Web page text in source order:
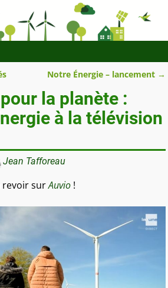
Notre Énergie – lancement →
la planète :
à la télévision
Jean Tafforeau
revoir surAuvio !